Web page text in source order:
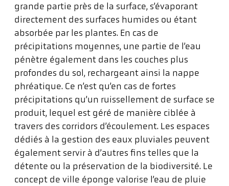
grande partie près de la surface, s’évaporant
directement des surfaces humides ou étant
absorbée par les plantes. En cas de
précipitations moyennes, une partie de l’eau
pénètre également dans les couches plus
profondes du sol, rechargeant ainsi la nappe
phréatique. Ce n’est qu’en cas de fortes
précipitations qu’un ruissellement de surface se
produit, lequel est géré de manière ciblée à
travers des corridors d’écoulement. Les espaces
dédiés à la gestion des eaux pluviales peuvent
également servir à d’autres fins telles que la
détente ou la préservation de la biodiversité. Le
concept de ville éponge valorise l’eau de pluie